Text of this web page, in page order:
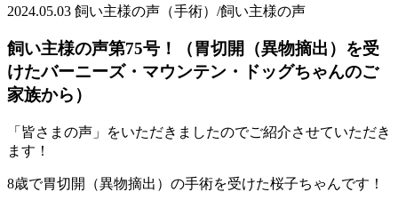
2024.05.03 飼い主様の声（手術）/飼い主様の声
飼い主様の声第75号！（胃切開（異物摘出）を受
けたバーニーズ・マウンテン・ドッグちゃんのご
家族から）
「皆さまの声」をいただきましたのでご紹介させていただき
ます！
8歳で胃切開（異物摘出）の手術を受けた桜子ちゃんです！